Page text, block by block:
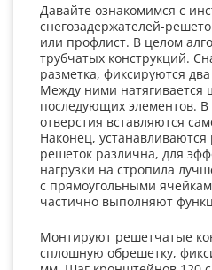
Давайте ознакомимся с
снегозадержателей-
или профлист. В целом
трубчатых конструкций.
разметка, фиксируются
Между ними натягивается
последующих элементов.
отверстия вставляются
Наконец,
решеток различна, для
нагрузки на стропила
с прямоугольными
частично выполняют
Монтируют решетчатые
сплошную обрешетку,